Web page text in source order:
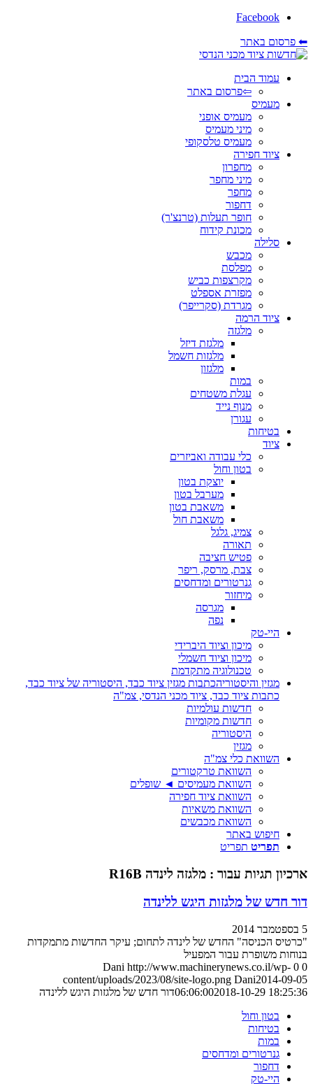
Facebook
⬅ פרסום באתר
עמוד הבית
⇦פרסום באתר
מעמיס
מעמיס אופני
מיני מעמיס
מעמיס טלסקופי
ציוד חפירה
מחפרון
מיני מחפר
מחפר
דחפור
חופר תעלות (טרנצ'ר)
מכונת קידוח
סלילה
מכבש
מפלסת
מקרצפות כביש
מפזרת אספלט
מגרדת (סקרייפר)
ציוד הרמה
מלגזה
מלגזת דיזל
מלגזות חשמל
מלגזון
במות
עגלת משטחים
מנוף נייד
עגורן
בטיחות
ציוד
כלי עבודה ואביזרים
בטון וחול
יוצקת בטון
מערבל בטון
משאבת בטון
משאבת חול
צמיג, גלגל
תאורה
פטיש חציבה
צבת, מרסק, ריפר
גנרטורים ומדחסים
מיחזור
מגרסה
נפה
היי-טק
מיכון וציוד היברידי
מיכון וציוד חשמלי
טכנולוגיה מתקדמת
מגזין והיסטוריהכתבות מגזין ציוד כבד, היסטוריה של ציוד כבד,
כתבות ציוד כבד, ציוד מכני הנדסי, צמ"ה
חדשות עולמיות
חדשות מקומיות
היסטוריה
מגזין
השוואת כלי צמ"ה
השוואת טרקטורים
השוואת מעמיסים ◄ שופלים
השוואת ציוד חפירה
השוואת משאיות
השוואת מכבשים
חיפוש באתר
תפריט תפריט
ארכיון תגיות עבור : מלגזה לינדה R16B
דור חדש של מלגזות היגש ללינדה
5 בספטמבר 2014
"כרטיס הכניסה" החדש של לינדה לתחום; עיקר החדשות מתמקדות
בנוחות משופרת עבור המפעיל
0
0
Dani http://www.machinerynews.co.il/wp-
content/uploads/2023/08/site-logo.png Dani2014-09-05
06:06:002018-10-29 18:25:36
דור חדש של מלגזות היגש ללינדה
בטון וחול
בטיחות
במות
גנרטורים ומדחסים
דחפור
היי-טק